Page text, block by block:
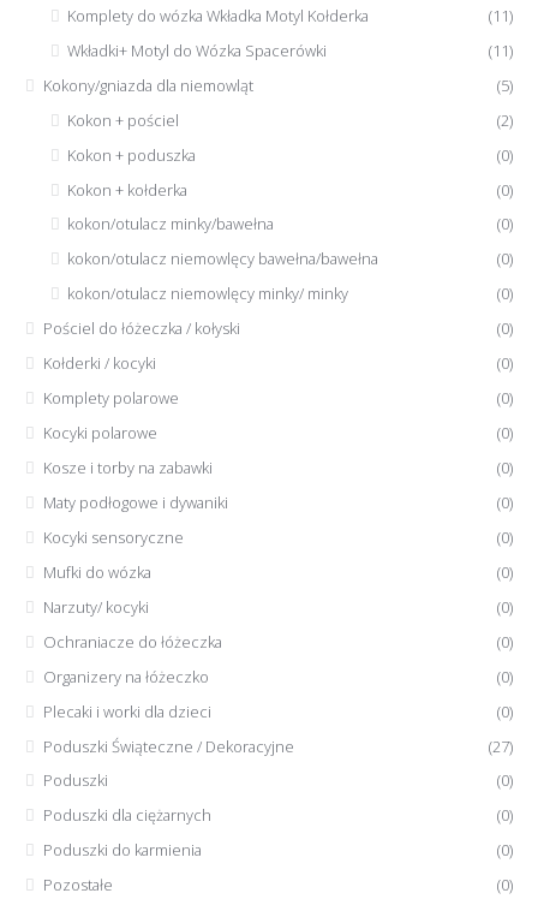
Komplety do wózka Wkładka Motyl Kołderka
(11)
Wkładki+ Motyl do Wózka Spacerówki
(11)
Kokony/gniazda dla niemowląt
(5)
Kokon + pościel
(2)
Kokon + poduszka
(0)
Kokon + kołderka
(0)
kokon/otulacz minky/bawełna
(0)
kokon/otulacz niemowlęcy bawełna/bawełna
(0)
kokon/otulacz niemowlęcy minky/ minky
(0)
Pościel do łóżeczka / kołyski
(0)
Kołderki / kocyki
(0)
Komplety polarowe
(0)
Kocyki polarowe
(0)
Kosze i torby na zabawki
(0)
Maty podłogowe i dywaniki
(0)
Kocyki sensoryczne
(0)
Mufki do wózka
(0)
Narzuty/ kocyki
(0)
Ochraniacze do łóżeczka
(0)
Organizery na łóżeczko
(0)
Plecaki i worki dla dzieci
(0)
Poduszki Świąteczne / Dekoracyjne
(27)
Poduszki
(0)
Poduszki dla ciężarnych
(0)
Poduszki do karmienia
(0)
Pozostałe
(0)